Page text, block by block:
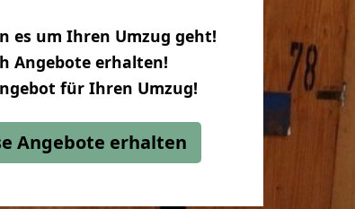
es um Ihren Umzug geht!
Angebote erhalten!
für Ihren Umzug!
Angebote erhalten